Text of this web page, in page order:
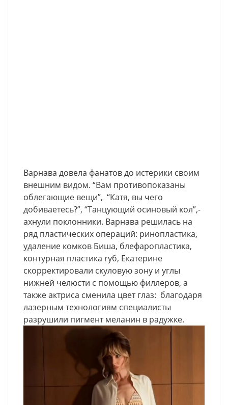
Варнава довела фанатов до истерики своим
внешним видом. “Вам противопоказаны
облегающие вещи”, “Катя, вы чего
добиваетесь?”, “Танцующий осиновый кол”,-
ахнули поклонники. Варнава решилась на
ряд пластических операций: ринопластика,
удаление комков Биша, блефаропластика,
контурная пластика ryб, Екатерине
скорректировали скуловую зону и углы
нижней челюсти с помощью филлеров, а
также актриса сменила цвет глаз: благодаря
лазерным технологиям специалисты
разрушили пигмент меланин в радужке.